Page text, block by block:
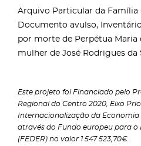
Arquivo Particular da Família
Documento avulso,
por morte de Perpétua Maria
mulher de José Rodrigues da
Este projeto foi Financiado pelo
Regional do Centro 2020, Eixo
Internacionalização da Economia
através do Fundo europeu para o
(FEDER) no valor 1 547 523,70€.